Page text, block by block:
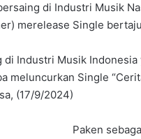
di Industri Musik
merelease Single
Industri Musik
meluncurkan Single
(17/9/2024)
Paken